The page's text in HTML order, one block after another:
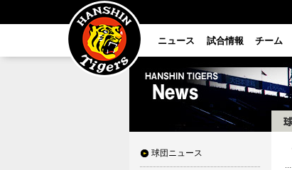
ニュース 試合情報 チーム
球団ニュース